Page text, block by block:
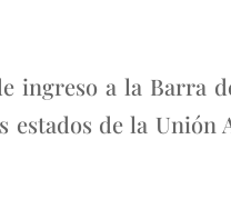
ingreso a la Barra
de la